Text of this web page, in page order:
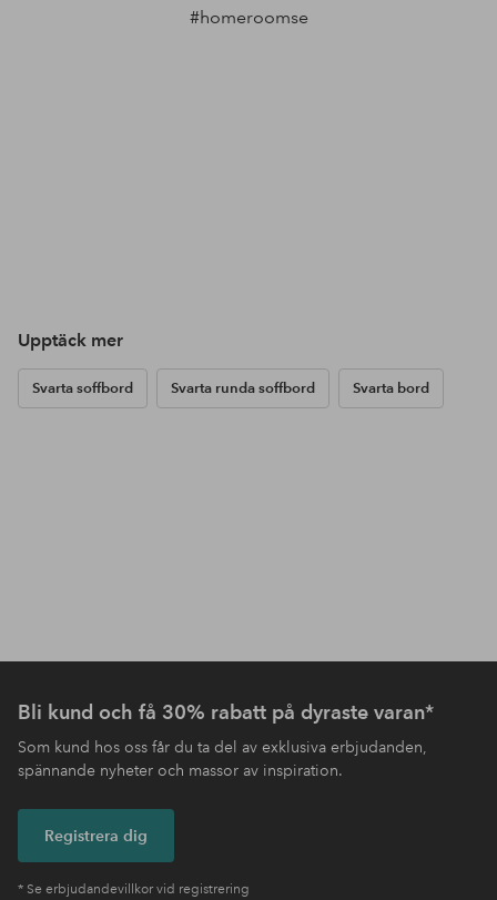
#homeroomse
Upptäck mer
Svarta soffbord Svarta runda soffbord Svarta bord
Bli kund och få 30% rabatt på dyraste varan*
Som kund hos oss får du ta del av exklusiva erbjudanden,
spännande nyheter och massor av inspiration.
Registrera dig
* Se erbjudandevillkor vid registrering